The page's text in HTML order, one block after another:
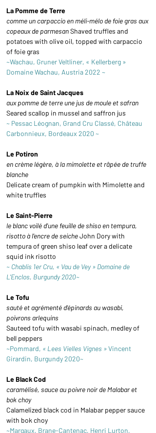
La Pomme de Terre
comme un carpaccio en méli-mélo de foie gras aux
copeaux de parmesan Shaved truffles and
potatoes with olive oil, topped with carpaccio
of foie gras
~Wachau, Gruner Veltliner, « Kellerberg »
Domaine Wachau, Austria 2022 ~
La Noix de Saint Jacques
aux pomme de terre une jus de moule et safran
Seared scallop in mussel and saffron jus
~ Pessac Léognan, Grand Cru Classé, Château
Carbonnieux, Bordeaux 2020 ~
Le Potiron
en crème légère, à la mimolette et râpée de truffe
blanche
Delicate cream of pumpkin with Mimolette and
white truffles
Le Saint-Pierre
le blanc voilé d'une feuille de shiso en tempura,
risotto à l'encre de seiche John Dory with
tempura of green shiso leaf over a delicate
squid ink risotto
~ Chablis 1er Cru, « Vau de Vey » Domaine de
L'Enclos, Burgundy 2020~
Le Tofu
sauté et agrémenté d'épinards au wasabi,
poivrons arlequins
Sauteed tofu with wasabi spinach, medley of
bell peppers
~Pommard, « Lees Vielles Vignes » Vincent
Girardin, Burgundy 2020~
Le Black Cod
caramélisé, sauce au poivre noir de Malabar et
bok choy
Calamelized black cod in Malabar pepper sauce
with bok choy
~Margaux, Brane-Cantenac, Henri Lurton,